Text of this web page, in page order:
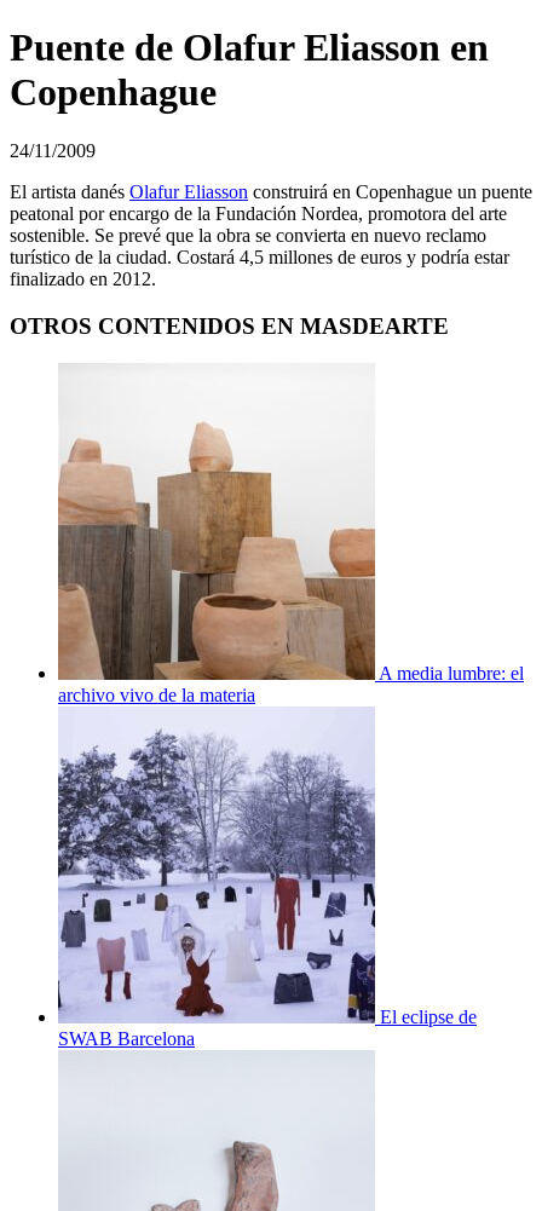
Puente de Olafur Eliasson en
Copenhague
24/11/2009
El artista danés Olafur Eliasson construirá en Copenhague un puente
peatonal por encargo de la Fundación Nordea, promotora del arte
sostenible. Se prevé que la obra se convierta en nuevo reclamo
turístico de la ciudad. Costará 4,5 millones de euros y podría estar
finalizado en 2012.
OTROS CONTENIDOS EN MASDEARTE
A media lumbre: el
archivo vivo de la materia
El eclipse de
SWAB Barcelona